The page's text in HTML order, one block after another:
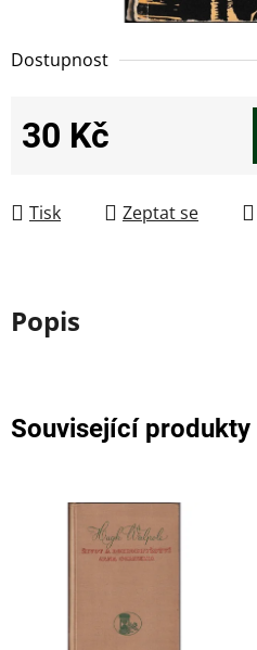
Dostupnost
30 Kč
Tisk Zeptat se
Popis
Související produkty